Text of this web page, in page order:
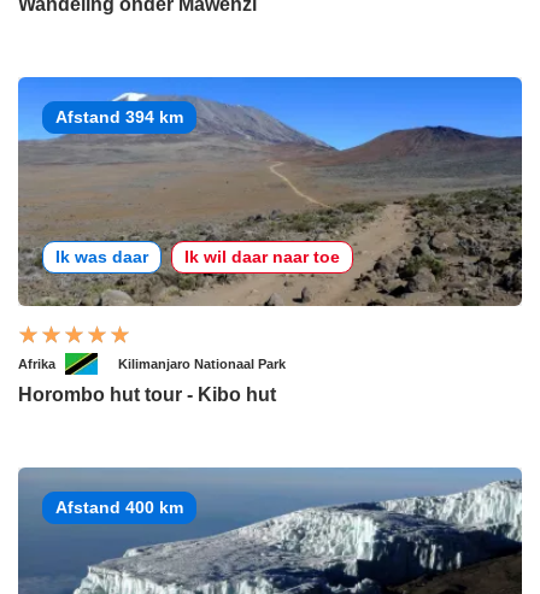
Wandeling onder Mawenzi
Afstand 394 km
Ik was daar Ik wil daar naar toe
Afrika Kilimanjaro Nationaal Park
Horombo hut tour - Kibo hut
Afstand 400 km